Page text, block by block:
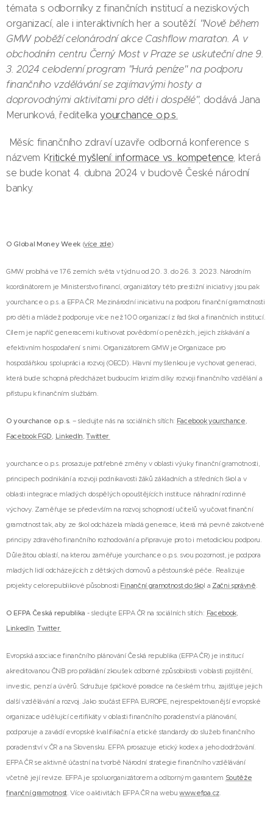
témata s odborníky z finančních institucí a neziskových
organizací, ale i interaktivních her a soutěží. "Nově během
GMW poběží celonárodní akce Cashflow maraton. A v
obchodním centru Černý Most v Praze se uskuteční dne 9.
3. 2024 celodenní program "Hurá peníze" na podporu
finančního vzdělávání se zajímavými hosty a
doprovodnými aktivitami pro děti i dospělé", dodává Jana
Merunková, ředitelkayourchance o.p.s.
Měsíc finančního zdraví uzavře odborná konference s
názvem Kritické myšlení: informace vs. kompetence, která
se bude konat 4. dubna 2024 v budově České národní
banky.
O Global Money Week(více zde)
GMW probíhá ve 176 zemích světa v týdnu od 20. 3. do 26. 3. 2023. Národním
koordinátorem je Ministerstvo financí, organizátory této prestižní iniciativy jsou pak
yourchance o.p.s. a EFPA ČR. Mezinárodní iniciativu na podporu finanční gramotnosti
pro děti a mládež podporuje více než 100 organizací z řad škol a finančních institucí.
Cílem je napříč generacemi kultivovat povědomí o penězích, jejich získávání a
efektivním hospodaření s nimi. Organizátorem GMW je Organizace pro
hospodářskou spolupráci a rozvoj (OECD). Hlavní myšlenkou je vychovat generaci,
která bude schopná předcházet budoucím krizím díky rozvoji finančního vzdělání a
přístupu k finančním službám.
O yourchance o.p.s. – sledujte nás na sociálních sítích: Facebook yourchance,
Facebook FGD, LinkedIn,Twitter
yourchance o.p.s. prosazuje potřebné změny v oblasti výuky finanční gramotnosti,
principech podnikání a rozvoji podnikavosti žáků základních a středních škol a v
oblasti integrace mladých dospělých opouštějících instituce náhradní rodinné
výchovy. Zaměřuje se především na rozvoj schopností učitelů vyučovat finanční
gramotnost tak, aby ze škol odcházela mladá generace, která má pevně zakotvené
principy zdravého finančního rozhodování a připravuje pro to i metodickou podporu.
Důležitou oblastí, na kterou zaměřuje yourchance o.p.s. svou pozornost, je podpora
mladých lidí odcházejících z dětských domovů a pěstounské péče. Realizuje
projekty celorepublikové působnosti Finanční gramotnost do škol a Začni správně.
O EFPA Česká republika - sledujte EFPA ČR na sociálních sítích: Facebook,
LinkedIn, Twitter
Evropská asociace finančního plánování Česká republika (EFPA ČR) je institucí
akreditovanou ČNB pro pořádání zkoušek odborné způsobilosti v oblasti pojištění,
investic, penzí a úvěrů. Sdružuje špičkové poradce na českém trhu, zajišťuje jejich
další vzdělávání a rozvoj. Jako součást EFPA EUROPE, nejrespektovanější evropské
organizace udělující certifikáty v oblasti finančního poradenství a plánování,
podporuje a zavádí evropské kvalifikační a etické standardy do služeb finančního
poradenství v ČR a na Slovensku. EFPA prosazuje etický kodex a jeho dodržování.
EFPA ČR se aktivně účastní na tvorbě Národní strategie finančního vzdělávání
včetně její revize. EFPA je spoluorganizátorem a odborným garantem Soutěže
finanční gramotnost. Více o aktivitách EFPA ČR na webuwww.efpa.cz.